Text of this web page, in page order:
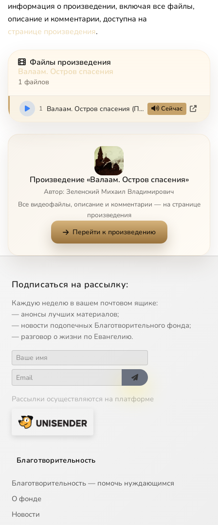
информация о произведении, включая все файлы,
описание и комментарии, доступна на
странице произведения.
Файлы произведения
Валаам. Остров спасения
1 файлов
1 Валаам. Остров спасения (Полная режиссёрская версия с авторским саундтреком от Германа (Рябцева)) Сейчас
Произведение «Валаам. Остров спасения»
Автор: Зеленский Михаил Владимирович
Все видеофайлы, описание и комментарии — на странице
произведения
Перейти к произведению
Подписаться на рассылку:
Каждую неделю в вашем почтовом ящике:
— анонсы лучших материалов;
— новости подопечных Благотворительного фонда;
— разговор о жизни по Евангелию.
Рассылки осуществляются на платформе
Благотворительность
Благотворительность — помочь нуждающимся
О фонде
Новости